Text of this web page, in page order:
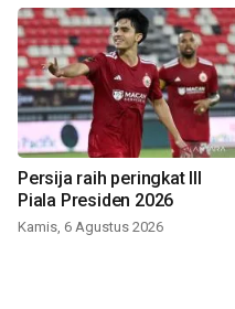
Persija raih peringkat III
Piala Presiden 2026
Kamis, 6 Agustus 2026